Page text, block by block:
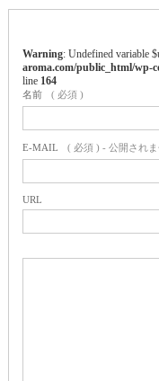
Warning : Undefined variable
aroma.com/public_html/wp-
line 164
名前 ( 必須 )
E-MAIL ( 必須 ) - 公開され
URL